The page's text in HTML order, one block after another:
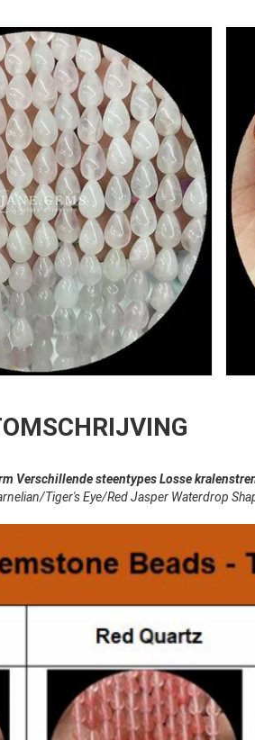
Verschillende steentypes Losse
Tiger's Eye/Red Jasper Waterdrop